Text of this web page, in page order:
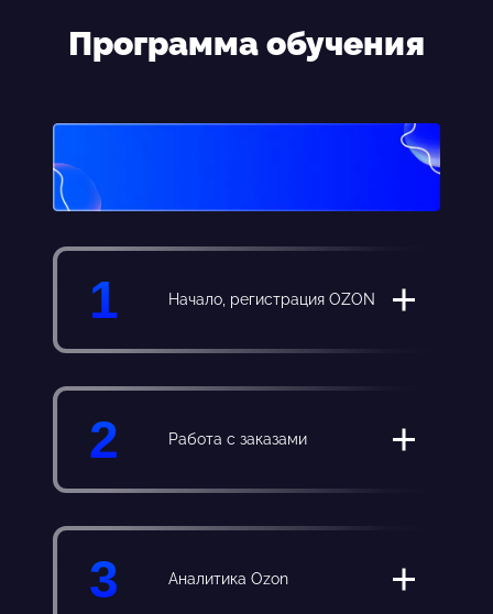
Программа обучения
1 Начало, регистрация OZON
2 Работа с заказами
3 Аналитика Ozon